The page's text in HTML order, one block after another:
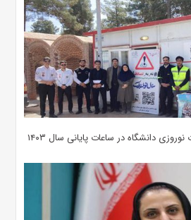
دانشگاه در ساعات پایانی سال ۱۴۰۳